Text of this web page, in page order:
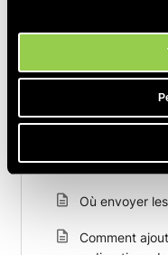
Articles Connexes
Est-il possible
permissions
Comment
Comment
Où envoyer
Comment